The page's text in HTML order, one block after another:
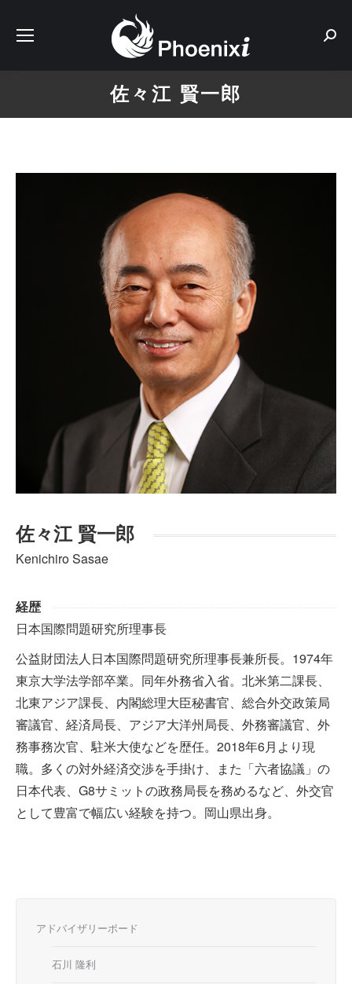
佐々江 賢一郎
佐々江 賢一郎
Kenichiro Sasae
経歴
日本国際問題研究所理事長
公益財団法人日本国際問題研究所理事長兼所長。1974年
東京大学法学部卒業。同年外務省入省。北米第二課長、
北東アジア課長、内閣総理大臣秘書官、総合外交政策局
審議官、経済局長、アジア大洋州局長、外務審議官、外
務事務次官、駐米大使などを歴任。2018年6月より現
職。多くの対外経済交渉を手掛け、また「六者協議」の
日本代表、G8サミットの政務局長を務めるなど、外交官
として豊富で幅広い経験を持つ。岡山県出身。
アドバイザリーボード
石川 隆利